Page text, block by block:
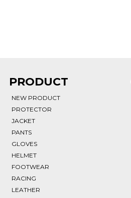
PRODUCT
NEW PRODUCT
PROTECTOR
JACKET
PANTS
GLOVES
HELMET
FOOTWEAR
RACING
LEATHER